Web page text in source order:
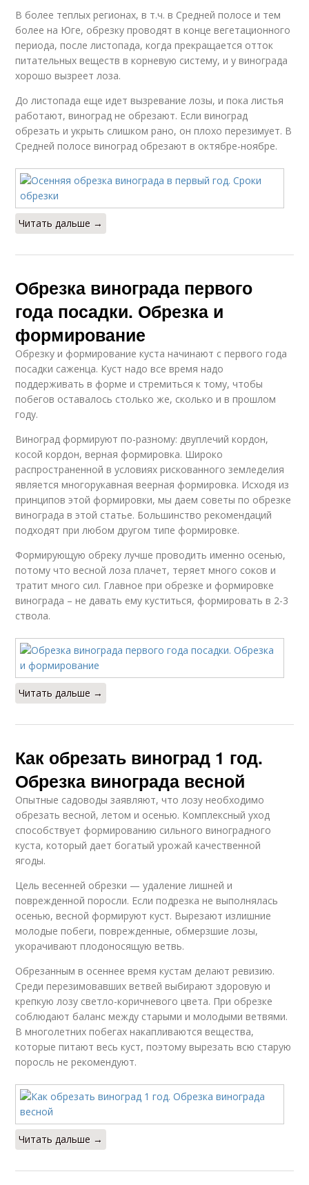
В более теплых регионах, в т.ч. в Средней полосе и тем
более на Юге, обрезку проводят в конце вегетационного
периода, после листопада, когда прекращается отток
питательных веществ в корневую систему, и у винограда
хорошо вызреет лоза.
До листопада еще идет вызревание лозы, и пока листья
работают, виноград не обрезают. Если виноград
обрезать и укрыть слишком рано, он плохо перезимует. В
Средней полосе виноград обрезают в октябре-ноябре.
Читать дальше →
Обрезка винограда первого
года посадки. Обрезка и
формирование
Обрезку и формирование куста начинают с первого года
посадки саженца. Куст надо все время надо
поддерживать в форме и стремиться к тому, чтобы
побегов оставалось столько же, сколько и в прошлом
году.
Виноград формируют по-разному: двуплечий кордон,
косой кордон, верная формировка. Широко
распространенной в условиях рискованного земледелия
является многорукавная веерная формировка. Исходя из
принципов этой формировки, мы даем советы по обрезке
винограда в этой статье. Большинство рекомендаций
подходят при любом другом типе формировке.
Формирующую обреку лучше проводить именно осенью,
потому что весной лоза плачет, теряет много соков и
тратит много сил. Главное при обрезке и формировке
винограда – не давать ему куститься, формировать в 2-3
ствола.
Читать дальше →
Как обрезать виноград 1 год.
Обрезка винограда весной
Опытные садоводы заявляют, что лозу необходимо
обрезать весной, летом и осенью. Комплексный уход
способствует формированию сильного виноградного
куста, который дает богатый урожай качественной
ягоды.
Цель весенней обрезки — удаление лишней и
поврежденной поросли. Если подрезка не выполнялась
осенью, весной формируют куст. Вырезают излишние
молодые побеги, поврежденные, обмерзшие лозы,
укорачивают плодоносящую ветвь.
Обрезанным в осеннее время кустам делают ревизию.
Среди перезимовавших ветвей выбирают здоровую и
крепкую лозу светло-коричневого цвета. При обрезке
соблюдают баланс между старыми и молодыми ветвями.
В многолетних побегах накапливаются вещества,
которые питают весь куст, поэтому вырезать всю старую
поросль не рекомендуют.
Читать дальше →